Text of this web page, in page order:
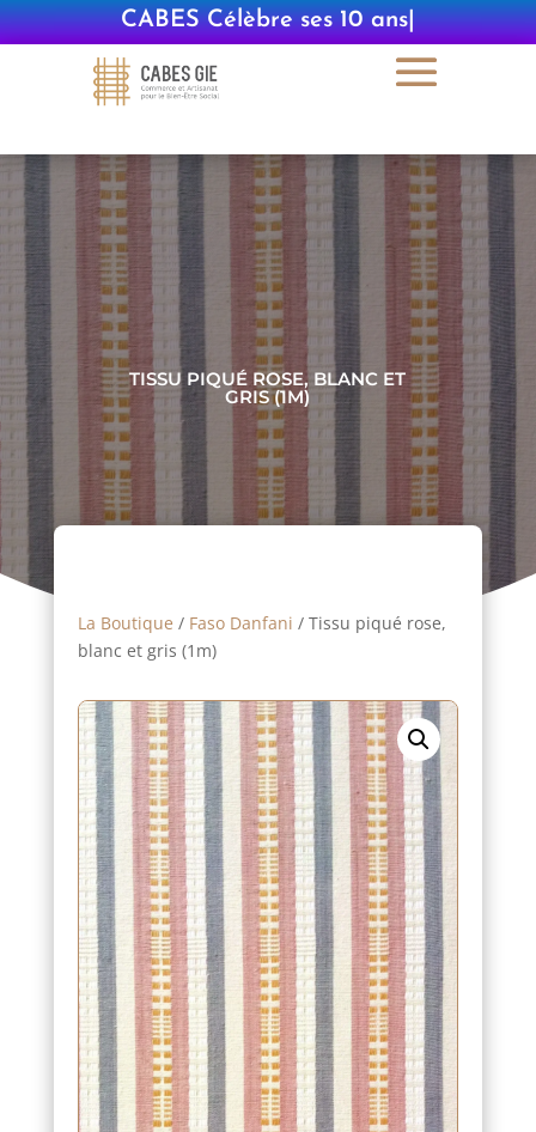
CABES Célèbre ses 10 ans|
TISSU PIQUÉ ROSE, BLANC ET
GRIS (1M)
La Boutique / Faso Danfani / Tissu piqué rose,
blanc et gris (1m)